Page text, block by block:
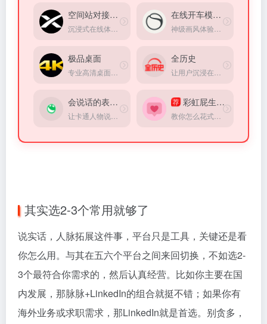
空间站对接模拟器 在线开车模拟器
极品桌面 全历史
会说话的表情包 荐 彩虹屁生成器
其实选2-3个常用就够了
说实话，人脉拓展这件事，平台只是工具，关键还是看
你怎么用。与其在五六个平台之间来回切换，不如选2-
3个最符合你需求的，然后认真经营。比如你主要在国
内发展，那脉脉+LinkedIn的组合就挺不错；如果你有
海外业务或求职需求，那LinkedIn就是首选。别贪多，